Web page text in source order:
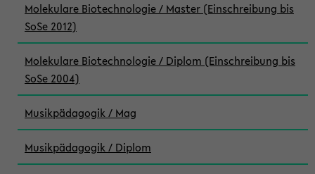
Molekulare Biotechnologie / Master (Einschreibung bis
SoSe 2012)
Molekulare Biotechnologie / Diplom (Einschreibung bis
SoSe 2004)
Musikpädagogik / Mag
Musikpädagogik / Diplom